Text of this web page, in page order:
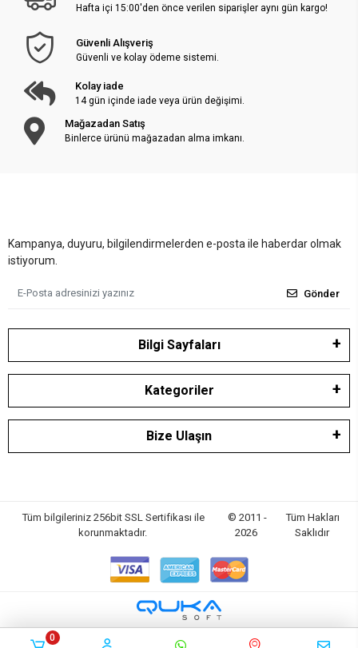
Hafta içi 15:00'den önce verilen siparişler aynı gün kargo!
Güvenli Alışveriş
Güvenli ve kolay ödeme sistemi.
Kolay iade
14 gün içinde iade veya ürün değişimi.
Mağazadan Satış
Binlerce ürünü mağazadan alma imkanı.
Kampanya, duyuru, bilgilendirmelerden e-posta ile haberdar olmak
istiyorum.
Gönder
Bilgi Sayfaları
Kategoriler
Bize Ulaşın
Tüm bilgileriniz 256bit SSL Sertifikası ile
korunmaktadır.
© 2011 -
2026
Tüm Hakları
Saklıdır
0